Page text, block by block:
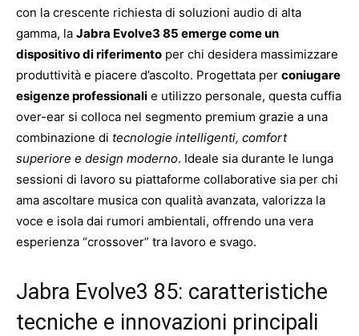
con la crescente richiesta di soluzioni audio di alta
gamma, la Jabra Evolve3 85 emerge come un
dispositivo di riferimento per chi desidera massimizzare
produttività e piacere d’ascolto. Progettata per coniugare
esigenze professionali e utilizzo personale, questa cuffia
over-ear si colloca nel segmento premium grazie a una
combinazione di tecnologie intelligenti, comfort
superiore e design moderno. Ideale sia durante le lunga
sessioni di lavoro su piattaforme collaborative sia per chi
ama ascoltare musica con qualità avanzata, valorizza la
voce e isola dai rumori ambientali, offrendo una vera
esperienza “crossover” tra lavoro e svago.
Jabra Evolve3 85: caratteristiche
tecniche e innovazioni principali